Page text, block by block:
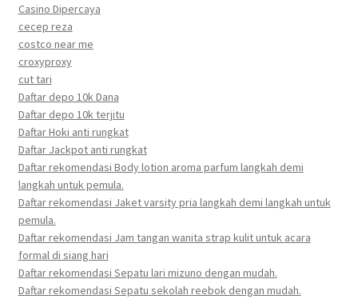
Casino Dipercaya
cecep reza
costco near me
croxyproxy
cut tari
Daftar depo 10k Dana
Daftar depo 10k terjitu
Daftar Hoki anti rungkat
Daftar Jackpot anti rungkat
Daftar rekomendasi Body lotion aroma parfum langkah demi
langkah untuk pemula.
Daftar rekomendasi Jaket varsity pria langkah demi langkah untuk
pemula.
Daftar rekomendasi Jam tangan wanita strap kulit untuk acara
formal di siang hari
Daftar rekomendasi Sepatu lari mizuno dengan mudah.
Daftar rekomendasi Sepatu sekolah reebok dengan mudah.